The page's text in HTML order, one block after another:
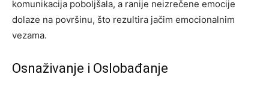
komunikacija poboljšala, a ranije neizrečene emocije
dolaze na površinu, što rezultira jačim emocionalnim
vezama.
Osnaživanje i Oslobađanje